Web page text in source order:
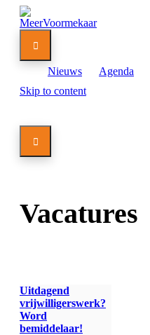

Nieuws Agenda
Skip to content

Vacatures
Uitdagend
vrijwilligerswerk?
Word
bemiddelaar!